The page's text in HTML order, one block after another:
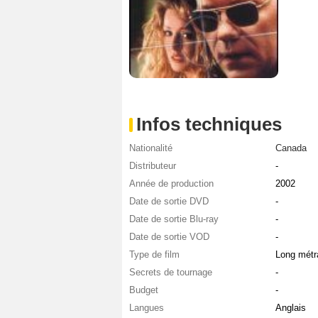
Infos techniques
Nationalité
Canada
Distributeur
-
Année de production
2002
Date de sortie DVD
-
Date de sortie Blu-ray
-
Date de sortie VOD
-
Type de film
Long
Secrets de tournage
-
Budget
-
Langues
Anglais